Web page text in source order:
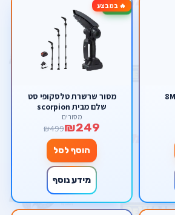
🔥 במבצע-50%
מסור שרשרת טלסקופי סט
שלם מבית scorpion
מסורים
₪249
₪499
הוסף לסל
מידע נוסף